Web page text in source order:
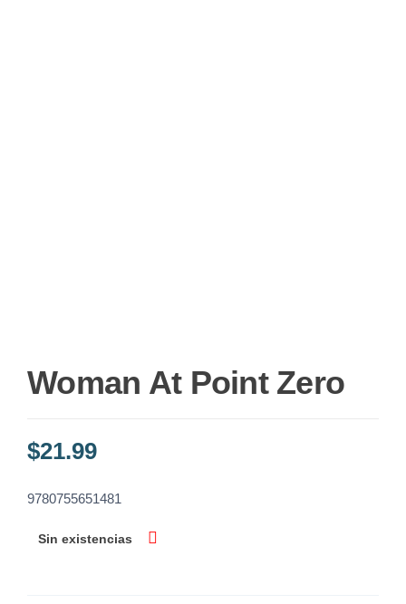
Woman At Point Zero
$21.99
9780755651481
Sin existencias